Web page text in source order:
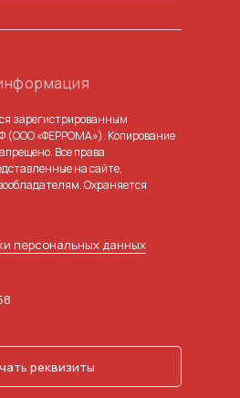
зарегистрированным
(ООО «ФЕРРОМА»). Копирование
Все права
на сайте,
Охраняется
персональных данных
реквизиты